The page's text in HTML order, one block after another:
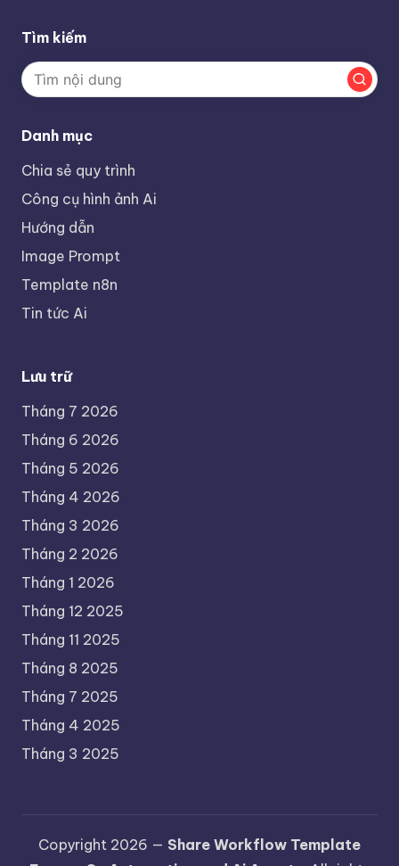
Tìm kiếm
Danh mục
Chia sẻ quy trình
Công cụ hình ảnh Ai
Hướng dẫn
Image Prompt
Template n8n
Tin tức Ai
Lưu trữ
Tháng 7 2026
Tháng 6 2026
Tháng 5 2026
Tháng 4 2026
Tháng 3 2026
Tháng 2 2026
Tháng 1 2026
Tháng 12 2025
Tháng 11 2025
Tháng 8 2025
Tháng 7 2025
Tháng 4 2025
Tháng 3 2025
Copyright 2026 — Share Workflow Template